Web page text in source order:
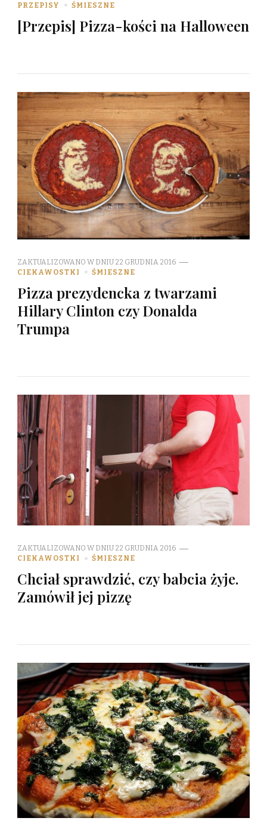
PRZEPISY
ŚMIESZNE
[Przepis] Pizza-kości na Halloween
ZAKTUALIZOWANO W DNIU 22 GRUDNIA 2016
CIEKAWOSTKI
ŚMIESZNE
Pizza prezydencka z twarzami
Hillary Clinton czy Donalda
Trumpa
ZAKTUALIZOWANO W DNIU 22 GRUDNIA 2016
CIEKAWOSTKI
ŚMIESZNE
Chciał sprawdzić, czy babcia żyje.
Zamówił jej pizzę